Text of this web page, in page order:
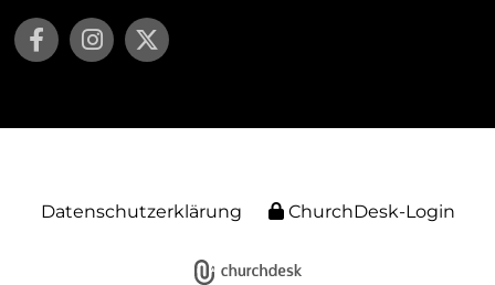
Datenschutzerklärung ChurchDesk-Login